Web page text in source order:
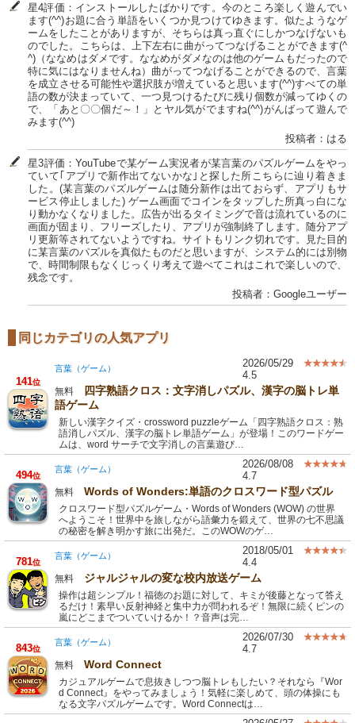
星4評価：インストールしたばかりです。今のところ楽しく遊んでい
ます(^^)お題に合う単語をいくつか見つけてゆきます。似たようなゲ
ームをしたことがありますが、そちらは真っ直ぐにしかつなげないも
のでした。こちらは、上下左右に曲がってつなげることができます(^
^)（ななめはダメです。ななめがダメなのは他のゲームもだったので
特に気にはなりませんね）曲がってつなげることができるので、言葉
を成立させる可能性や選択肢が増えていると思います(^^)すべての単
語の数が決まっていて、一つ見つけるたびに残り個数が減ってゆくの
で、「あと〇〇個だ～！」とヤル気がでますね(^^)がんばって遊んで
みます(^^)
投稿者：はる
星3評価：YouTubeで某ゲーム実況者が某言葉のパズルゲームをやっ
ていて｢アプリで新作出てないかな｣と探した所こちらに辿り着きま
した。(某言葉のパズルゲームは随分新作は出ておらず、アプリもサ
ービス停止しました) ゲーム画面でコインをタップした所真っ白にな
り動かなくなりました。広告が出るタイミングで音は流れているのに
画面が固まり、フリーズしたり、アプリが強制終了します。随分アプ
リ更新等されてないようですね。サイトもリンク切れです。見た目的
に某言葉のパズルを真似たものだと思いますが、システム的には別物
で、時間制限もなくじっくり考えて遊べてこれはこれで楽しいので、
残念です。
投稿者：Googleユーザー
同じカテゴリの人気アプリ
141位
言葉（ゲーム）
2026/05/29
4.5
無料
四字熟語クロス：文字消しパズル、漢字の脳トレ単
語ゲーム
新しい漢字クイズ・crossword puzzleゲーム「四字熟語クロス：熟
語消しパズル、漢字の脳トレ単語ゲーム」が登場！このワードゲー
ムは、word サーチで文字消しの言葉遊び…
494位
言葉（ゲーム）
2026/08/08
4.7
無料 Words of Wonders:単語のクロスワード型パズル
クロスワード型パズルゲーム・Words of Wonders (WOW) の世界
へようこそ！世界中を旅しながら語彙力を鍛えて、世界の七不思議
の秘密を解き明かす旅に出発だ。このWOWのゲ…
781位
言葉（ゲーム）
2018/05/01
4.4
無料 ジャルジャルの変な校内放送ゲーム
操作は超シンプル！福徳のお題に対して、キミが後藤となって答え
るだけ！素早い反射神経と集中力が問われるぞ！無限に続くピンの
嵐にどこまでついていけるか！？音声は完…
843位
言葉（ゲーム）
2026/07/30
4.7
無料 Word Connect
カジュアルゲームで息抜きしつつ脳トレもしたい？それなら『Wor
d Connect』をやってみましょう！気軽に楽しめて、頭の体操にも
なる文字パズルゲームです。Word Connectは…